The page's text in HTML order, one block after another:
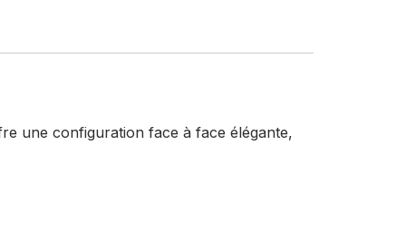
une configuration face à face élégante,